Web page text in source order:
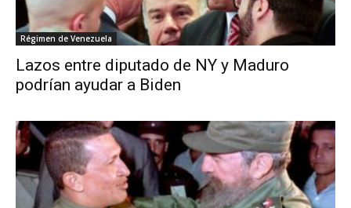
Régimen de Venezuela
Lazos entre diputado de NY y Maduro
podrían ayudar a Biden